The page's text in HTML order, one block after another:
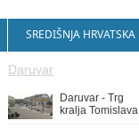
SREDIŠNJA HRVATSKA
Daruvar
Daruvar - Trg
kralja Tomislava